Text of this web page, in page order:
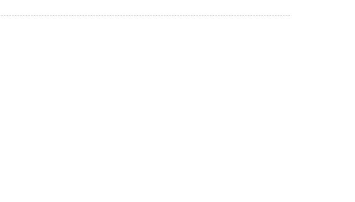
Mangels hochladen. Falls Sie ein Foto hinzufügen,
am Smartphone, am Tablet oder bequem vom PC